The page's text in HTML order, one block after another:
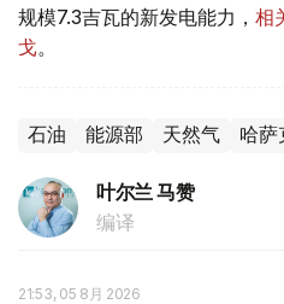
规模7.3吉瓦的新发电能力， 相
戈。
石油 能源部 天然气 哈萨
叶尔兰 马赞
编译
21:53, 05 8月 2026